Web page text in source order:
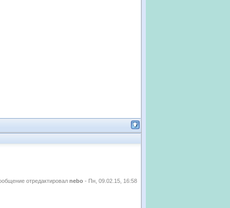
отредактировал nebo - Пн, 09.02.15, 16:58